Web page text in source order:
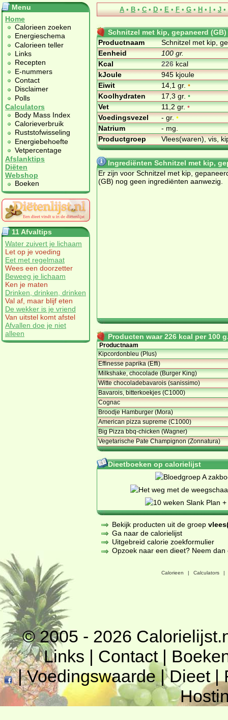
Menu
Home
Calorieen zoeken
Energieschema
Calorieen teller
Links
Recepten
E-nummers
Contact
Disclaimer
Polls
Calculators
Body Mass Index
Calorieverbruik
Ruststofwisseling
Energiebehoefte
Vetpercentage
Afslanktips
Diëten
Webshop
Boeken
11 Afvaltips
Water zuivert je lichaam
Let op je voeding
Eet met regelmaat
Wees een doorzetter
Beweeg je lichaam
Ken je maten
Drinken, drinken, drinken
Val af, maar blijf eten
De wekker is je vriend
Van uitstel komt afstel
Afvallen doe je niet
alleen
A • B • C • D • E • F • G • H • I • J •
Schnitzel met kip, gepaneerd (GB)
Productnaam
Schnitzel met kip,
Eenheid
100 gr.
Kcal
226kcal
kJoule
945 kjoule
Eiwit
14,1 gr.•
Koolhydraten
17,3 gr.•
Vet
11,2 gr.•
Voedingsvezel
- gr.•
Natrium
- mg.
Productgroep
Vlees(waren), vis,
Ingrediënten Schnitzel met kip,
Er zijn voor Schnitzel met kip,
(GB) nog geen ingrediënten aanwezig.
Producten waar 226 kcal per 100
Productnaam
Kipcordonbleu (Plus)
Effinesse paprika (Effi)
Milkshake, chocolade (Burger King)
Witte chocoladebavarois (sanissimo)
Bavarois, bitterkoekjes (C1000)
Cognac
Broodje Hamburger (Mora)
American pizza supreme (C1000)
Big Pizza bbq-chicken (Wagner)
Vegetarische Pate Champignon (Zonnatura)
Dieetboeken op calorielijst
Bekijk producten uit de groep
Ga naar de calorielijst
Uitgebreid calorie zoekformulier
Opzoek naar een dieet? Neem
Calorieen | Calculators |
© 2005 - 2026
Links | Contact|
|Voedingswaarde|Dieet|